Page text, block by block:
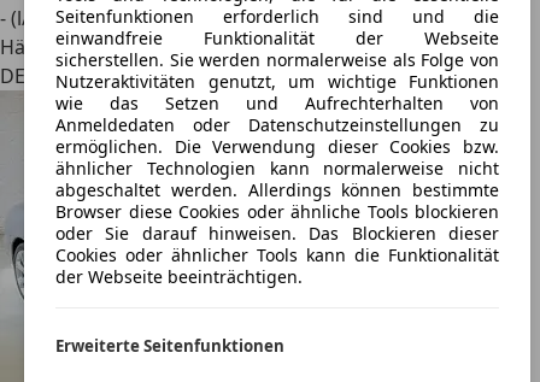
Seitenfunktionen erforderlich sind und die
einwandfreie Funktionalität der Webseite
sicherstellen. Sie werden normalerweise als Folge von
Nutzeraktivitäten genutzt, um wichtige Funktionen
wie das Setzen und Aufrechterhalten von
Anmeldedaten oder Datenschutzeinstellungen zu
ermöglichen. Die Verwendung dieser Cookies bzw.
ähnlicher Technologien kann normalerweise nicht
abgeschaltet werden. Allerdings können bestimmte
Browser diese Cookies oder ähnliche Tools blockieren
oder Sie darauf hinweisen. Das Blockieren dieser
Cookies oder ähnlicher Tools kann die Funktionalität
der Webseite beeinträchtigen.
Erweiterte Seitenfunktionen
- (l/100 km)
Händler
DE 67433